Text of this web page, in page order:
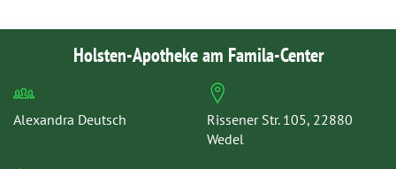
Holsten-Apotheke am Famila-Center
Alexandra Deutsch
Rissener Str. 105, 22880
Wedel